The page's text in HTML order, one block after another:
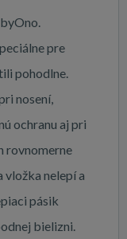
pre
pohodlne.
nosení,
ochranu aj pri
rovnomerne
nelepí a
pásik
bielizni.